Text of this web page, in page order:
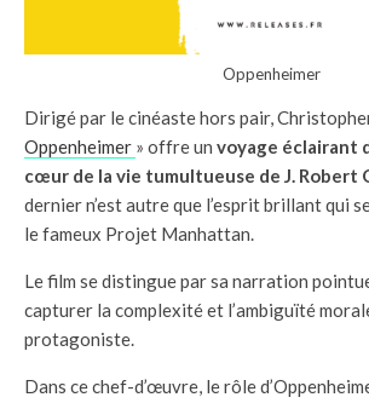
Oppenheimer
Dirigé par le cinéaste hors pair,
Oppenheimer » offre un voyage éclairant
cœur de la vie tumultueuse de J. Robert
dernier n’est autre que l’esprit brillant qui
le fameux Projet Manhattan.
Le film se distingue par sa narration
capturer la complexité et l’ambiguïté
protagoniste.
Dans ce chef-d’œuvre, le rôle